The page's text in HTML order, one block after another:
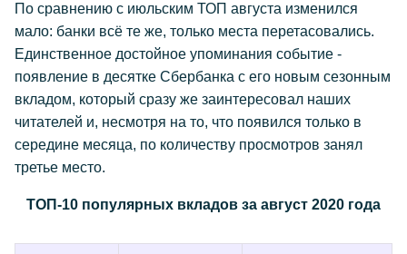
По сравнению с июльским ТОП августа изменился
мало: банки всё те же, только места перетасовались.
Единственное достойное упоминания событие -
появление в десятке Сбербанка с его новым сезонным
вкладом, который сразу же заинтересовал наших
читателей и, несмотря на то, что появился только в
середине месяца, по количеству просмотров занял
третье место.
ТОП-10 популярных вкладов за август 2020 года